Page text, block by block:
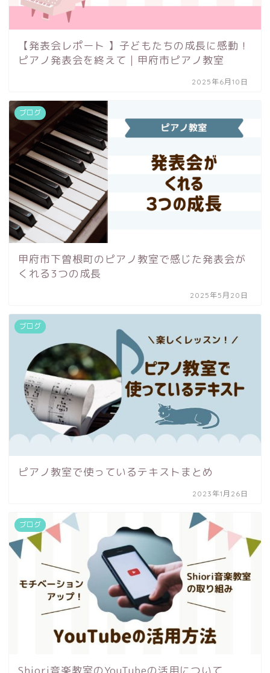
【発表会レポート 】子どもたちの成長に感動！
ピアノ発表会を終えて｜甲府市ピアノ教室
2025年6月10日
ブログ
甲府市下曽根町のピアノ教室で感じた発表会が
くれる3つの成長
2025年5月20日
ブログ
ピアノ教室で使っているテキストまとめ
2023年1月26日
ブログ
Shiori音楽教室のYouTubeの活用について